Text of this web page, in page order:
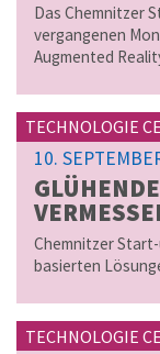
Das Chemnitzer
vergangenen
Augmented
TECHNOLOGIE
10.
Chemnitzer
basierten
TECHNOLOGIE